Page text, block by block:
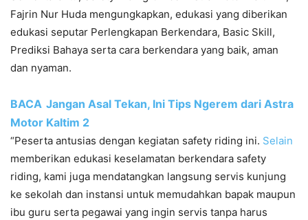
Fajrin Nur Huda mengungkapkan, edukasi yang diberikan
edukasi seputar Perlengkapan Berkendara, Basic Skill,
Prediksi Bahaya serta cara berkendara yang baik, aman
dan nyaman.
BACA Jangan Asal Tekan, Ini Tips Ngerem dari Astra
Motor Kaltim 2
“Peserta antusias dengan kegiatan safety riding ini. Selain
memberikan edukasi keselamatan berkendara safety
riding, kami juga mendatangkan langsung servis kunjung
ke sekolah dan instansi untuk memudahkan bapak maupun
ibu guru serta pegawai yang ingin servis tanpa harus